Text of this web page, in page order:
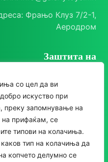
со цел да ви
искуство при
преку запомнување на
прифаќам, се
типови на колачиња.
тип на колачиња да
копчето делумно се
Фрањо Клуз 7/2-1,
Аеродром
Заштита на
Политика на
приватност
Политика за колачиња
Следете нè
Instagram
Facebook